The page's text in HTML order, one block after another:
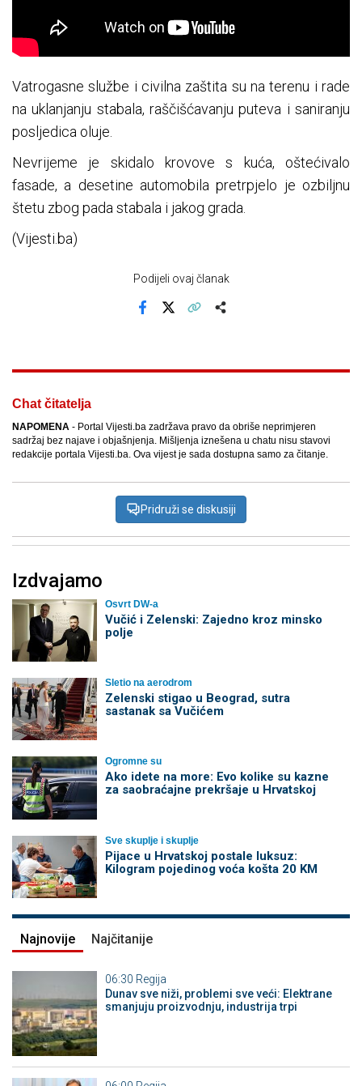
Vatrogasne službe i civilna zaštita su na terenu i rade
na uklanjanju stabala, raščišćavanju puteva i saniranju
posljedica oluje.
Nevrijeme je skidalo krovove s kuća, oštećivalo
fasade, a desetine automobila pretrpjelo je ozbiljnu
štetu zbog pada stabala i jakog grada.
(Vijesti.ba)
Podijeli ovaj članak
Chat čitatelja
NAPOMENA - Portal Vijesti.ba zadržava pravo da obriše neprimjeren
sadržaj bez najave i objašnjenja. Mišljenja iznešena u chatu nisu stavovi
redakcije portala Vijesti.ba. Ova vijest je sada dostupna samo za čitanje.
Pridruži se diskusiji
Izdvajamo
Osvrt DW-a
Vučić i Zelenski: Zajedno kroz minsko
polje
Sletio na aerodrom
Zelenski stigao u Beograd, sutra
sastanak sa Vučićem
Ogromne su
Ako idete na more: Evo kolike su kazne
za saobraćajne prekršaje u Hrvatskoj
Sve skuplje i skuplje
Pijace u Hrvatskoj postale luksuz:
Kilogram pojedinog voća košta 20 KM
Najnovije Najčitanije
06:30 Regija
Dunav sve niži, problemi sve veći: Elektrane
smanjuju proizvodnju, industrija trpi